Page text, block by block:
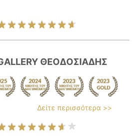
ΘΕΟΔΟΣΙΑΔΗΣ
Δείτε περισσότερα >>